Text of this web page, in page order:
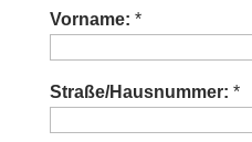
Vorname: *
Straße/Hausnummer: *